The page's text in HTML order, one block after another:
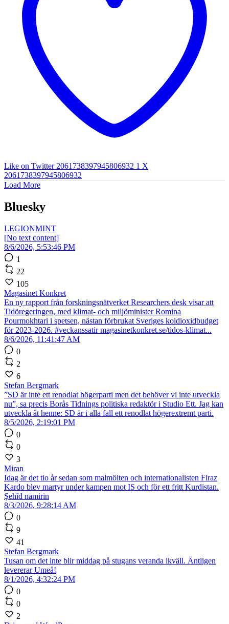
Like on Twitter 2061738397945806932 1 X
2061738397945806932
Load More
Bluesky
LEGIONMINT
[No text content]
8/6/2026, 5:53:46 PM
1
22
105
Magasinet Konkret
En ny rapport från forskningsnätverket Researchers desk visar att
Tidöregeringen, med klimat- och miljöminister Romina
Pourmokhtari i spetsen, nästan förbrukat Sveriges koldioxidbudget
för 2023-2026. #veckanssatir magasinetkonkret.se/tidos-klimat...
8/6/2026, 11:41:47 AM
0
2
6
Stefan Bergmark
”SD är inte ett renodlat högerparti men det behöver vi inte utveckla
nu”, sa precis Borås Tidnings politiska redaktör i Studio Ett. Jag kan
utveckla åt henne: SD är i alla fall ett renodlat högerextremt parti.
8/5/2026, 2:19:01 PM
0
0
3
Miran
Idag är det tio år sedan som malmöiten och internationalisten Firaz
Kardo blev martyr under kampen mot IS och för ett fritt Kurdistan.
Şehîd namirin
8/3/2026, 9:28:14 AM
0
9
41
Stefan Bergmark
Tusan om det inte blir middag på stugans veranda ikväll. Äntligen
levererar Umeå!
8/1/2026, 4:32:24 PM
0
0
2